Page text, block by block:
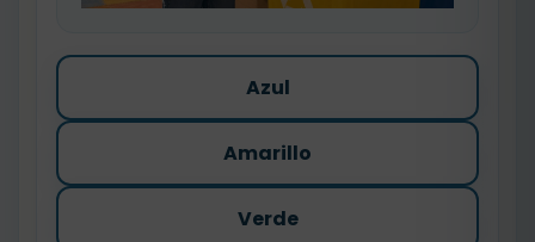
Azul
Amarillo
Verde